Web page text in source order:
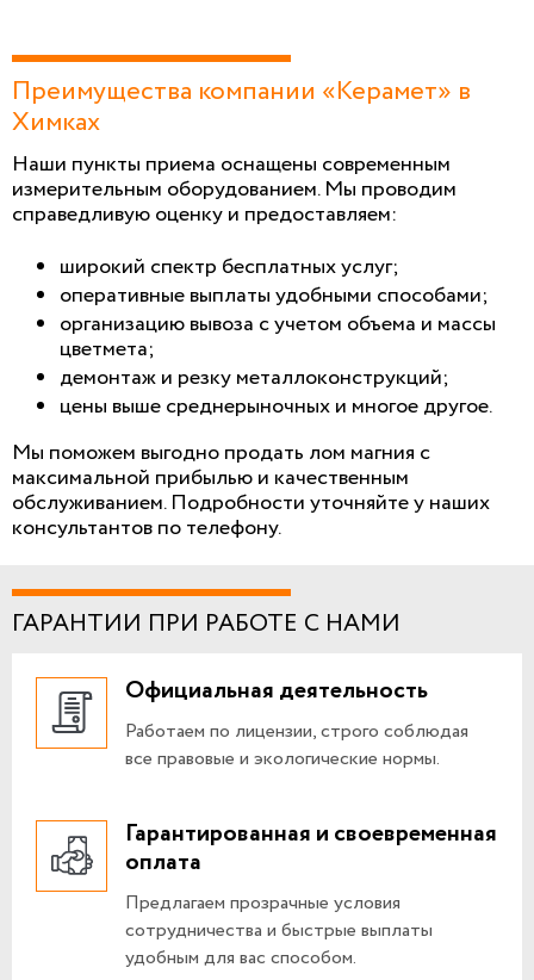
Преимущества компании «Керамет» в
Химках
Наши пункты приема оснащены современным
измерительным оборудованием. Мы проводим
справедливую оценку и предоставляем:
широкий спектр бесплатных услуг;
оперативные выплаты удобными способами;
организацию вывоза с учетом объема и массы
цветмета;
демонтаж и резку металлоконструкций;
цены выше среднерыночных и многое другое.
Мы поможем выгодно продать лом магния с
максимальной прибылью и качественным
обслуживанием. Подробности уточняйте у наших
консультантов по телефону.
ГАРАНТИИ ПРИ РАБОТЕ С НАМИ
Официальная деятельность
Работаем по лицензии, строго соблюдая
все правовые и экологические нормы.
Гарантированная и своевременная
оплата
Предлагаем прозрачные условия
сотрудничества и быстрые выплаты
удобным для вас способом.